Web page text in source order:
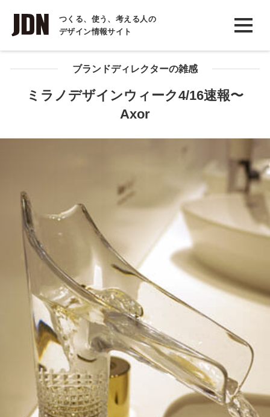
つくる、使う、考える人の
デザイン情報サイト
INTERVIEW
インタビュー
REPORTブランドディレクターの雑感
ミラノデザインウィーク4/16速報〜
Axor